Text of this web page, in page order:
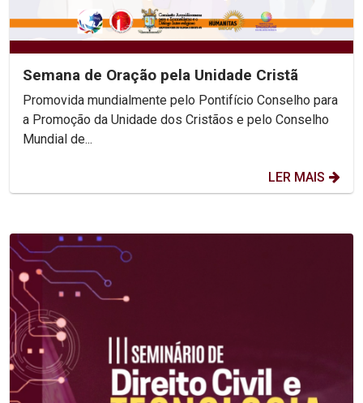
Semana de Oração pela Unidade Cristã
Promovida mundialmente pelo Pontifício Conselho para
a Promoção da Unidade dos Cristãos e pelo Conselho
Mundial de...
LER MAIS